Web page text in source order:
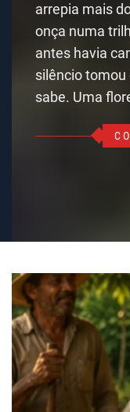
arrepia mais
onça numa
antes havia
silêncio tomou
sabe. Uma